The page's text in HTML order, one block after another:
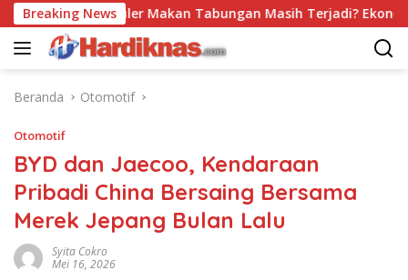
Langsung
ke
konten
Breaking News
Populer Makan Tabungan Masih Terjadi? Ekonom
Beranda Otomotif
Otomotif
BYD dan Jaecoo, Kendaraan
Pribadi China Bersaing Bersama
Merek Jepang Bulan Lalu
Syita Cokro
Mei 16, 2026